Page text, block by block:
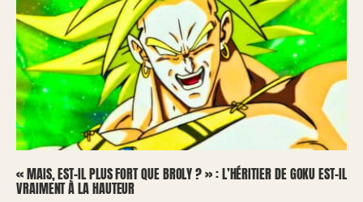
« MAIS, EST-IL PLUS FORT QUE BROLY ? » : L’HÉRITIER DE GOKU EST-IL
VRAIMENT À LA HAUTEUR